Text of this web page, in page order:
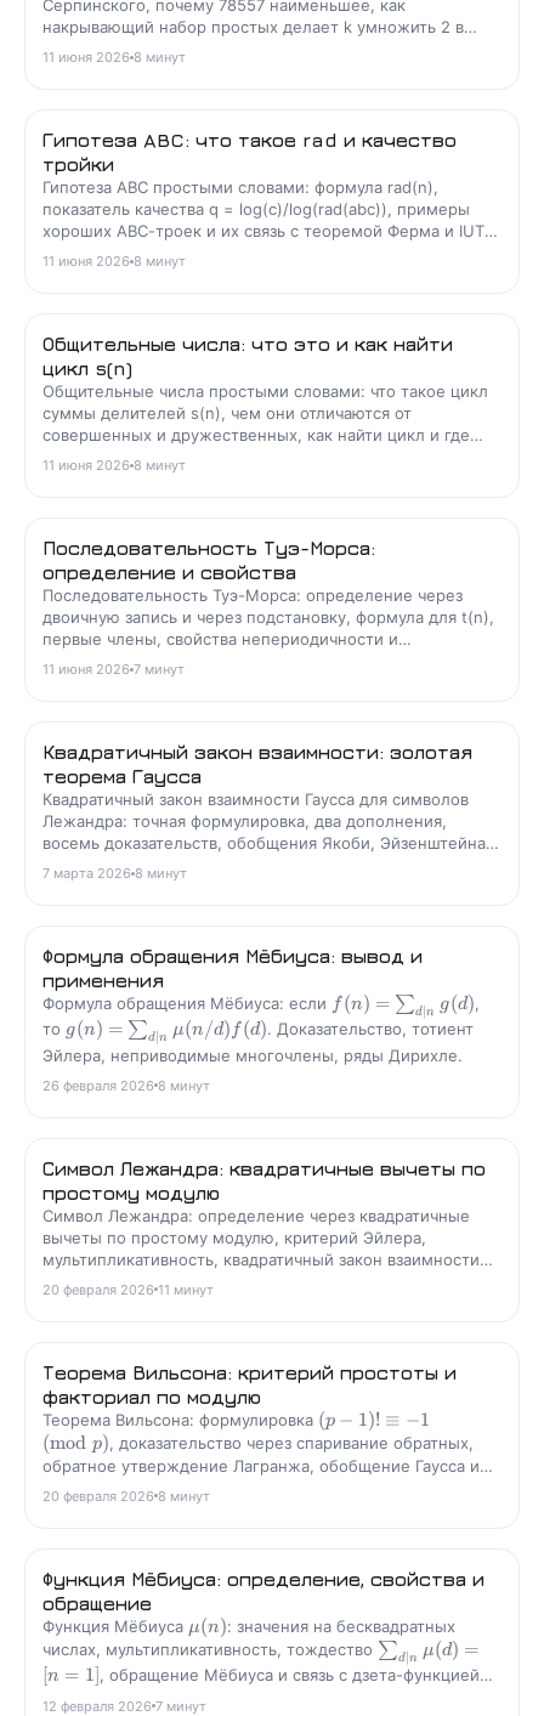
Серпинского, почему 78557 наименьшее, как
накрывающий набор простых делает k умножить 2 в
степени n плюс 1 составным при любом n.
11 июня 2026 8 минут
Гипотеза ABC: что такое rad и качество
тройки
Гипотеза ABC простыми словами: формула rad(n),
показатель качества q = log(c)/log(rad(abc)), примеры
хороших ABC-троек и их связь с теоремой Ферма и IUT
Мотидзуки.
11 июня 2026 8 минут
Общительные числа: что это и как найти
цикл s(n)
Общительные числа простыми словами: что такое цикл
суммы делителей s(n), чем они отличаются от
совершенных и дружественных, как найти цикл и где
ошибаются студенты.
11 июня 2026 8 минут
Последовательность Туэ-Морса:
определение и свойства
Последовательность Туэ-Морса: определение через
двоичную запись и через подстановку, формула для t(n),
первые члены, свойства непериодичности и
кубсвободности, применение в справедливом дележе.
11 июня 2026 7 минут
Квадратичный закон взаимности: золотая
теорема Гаусса
Квадратичный закон взаимности Гаусса для символов
Лежандра: точная формулировка, два дополнения,
восемь доказательств, обобщения Якоби, Эйзенштейна и
Артина, алгоритм вычисления.
7 марта 2026 8 минут
Формула обращения Мёбиуса: вывод и
применения
Формула обращения Мёбиуса: если f (n) = ∑d∣n g(d),
то g(n) = ∑d ∣n μ(n /d) f (d). Доказательство, тотиент
Эйлера, неприводимые многочлены, ряды Дирихле.
26 февраля 2026 8 минут
Символ Лежандра: квадратичные вычеты по
простому модулю
Символ Лежандра: определение через квадратичные
вычеты по простому модулю, критерий Эйлера,
мультипликативность, квадратичный закон взаимности
Гаусса и быстрый алгоритм вычисления.
20 февраля 2026 11 минут
Теорема Вильсона: критерий простоты и
факториал по модулю
Теорема Вильсона: формулировка (p − 1)! ≡ −1
(mod p), доказательство через спаривание обратных,
обратное утверждение Лагранжа, обобщение Гаусса и
почему это не практический тест простоты.
20 февраля 2026 8 минут
Функция Мёбиуса: определение, свойства и
обращение
Функция Мёбиуса μ(n): значения на бесквадратных
числах, мультипликативность, тождество ∑d∣n μ(d) =
n = 1 , обращение Мёбиуса и связь с дзета-функцией
Римана.
12 февраля 2026 7 минут